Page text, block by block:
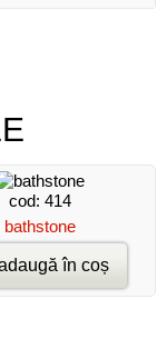
cod: 414
bathstone
în coș